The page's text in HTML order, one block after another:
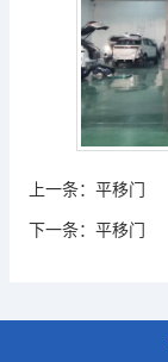
上一条： 平移门
下一条： 平移门